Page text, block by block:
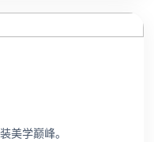
美学巅峰。